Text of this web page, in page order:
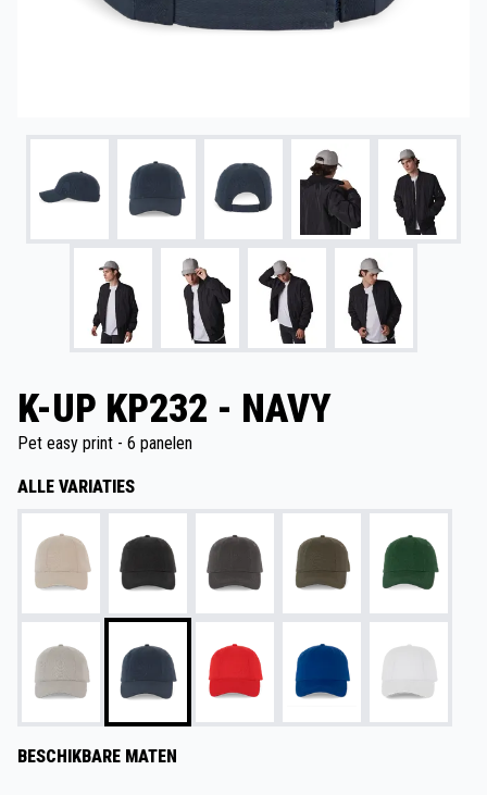
K-UP KP232 - NAVY
Pet easy print - 6 panelen
ALLE VARIATIES
BESCHIKBARE MATEN